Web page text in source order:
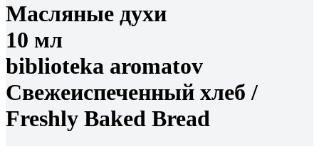
Масляные духи
10 мл
biblioteka aromatov
Свежеиспеченный хлеб /
Freshly Baked Bread